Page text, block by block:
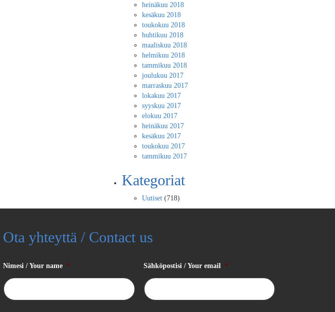
heinäkuu 2018
kesäkuu 2018
toukokuu 2018
huhtikuu 2018
maaliskuu 2018
helmikuu 2018
tammikuu 2018
joulukuu 2017
marraskuu 2017
lokakuu 2017
syyskuu 2017
elokuu 2017
heinäkuu 2017
kesäkuu 2017
toukokuu 2017
tammikuu 2017
Kategoriat
Uutiset (718)
Ota yhteyttä / Contact us
Nimesi / Your name * Sähköpostisi / Your email *